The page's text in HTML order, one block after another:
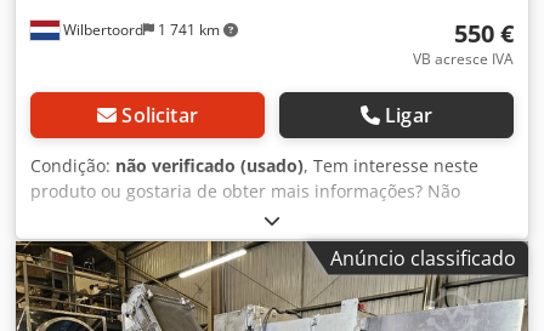
Wilbertoord 1 741 km 550 €
VB acresce IVA
Solicitar Ligar
Condição: não verificado (usado), Tem interesse neste
produto ou gostaria de obter mais informações? Não
hesite em contactar-nos. Podemos fornecer fotografias
adicionais, mediante pedido. O preço é negociável.
Dwsdpfx Apjzrv H Iswoa Para mais peças e outros
materiais, consulte também o nosso site CNC-Service. Tem
alguma questão ou procura algo específico? Contacte-nos!
Anúncio classificado